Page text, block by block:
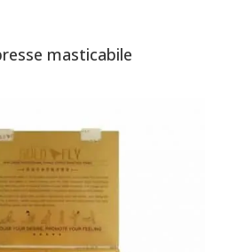
masticabile